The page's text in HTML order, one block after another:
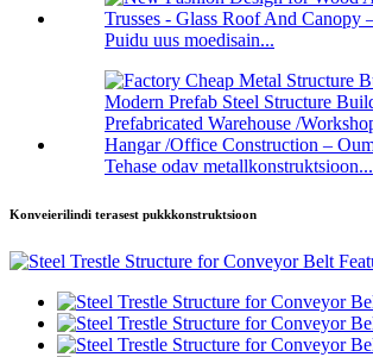
Puidu uus moedisain...
Tehase odav metallkonstruktsioon...
Konveierilindi terasest pukkkonstruktsioon